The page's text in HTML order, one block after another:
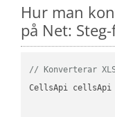
Hur man
på Net:
// Konverterar
CellsApi